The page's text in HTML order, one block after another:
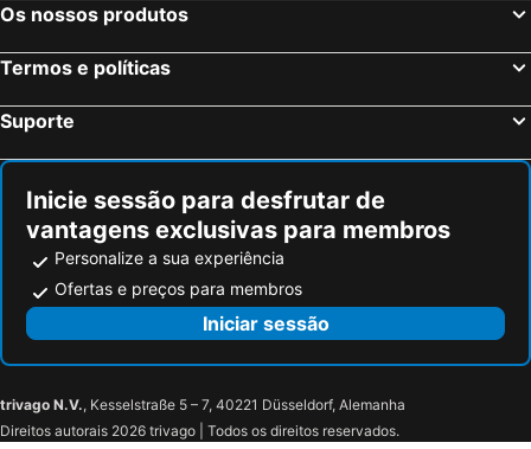
Os nossos produtos
Termos e políticas
Suporte
Inicie sessão para desfrutar de
vantagens exclusivas para membros
Personalize a sua experiência
Ofertas e preços para membros
Iniciar sessão
trivago N.V., Kesselstraße 5 – 7, 40221 Düsseldorf, Alemanha
Direitos autorais 2026 trivago | Todos os direitos reservados.